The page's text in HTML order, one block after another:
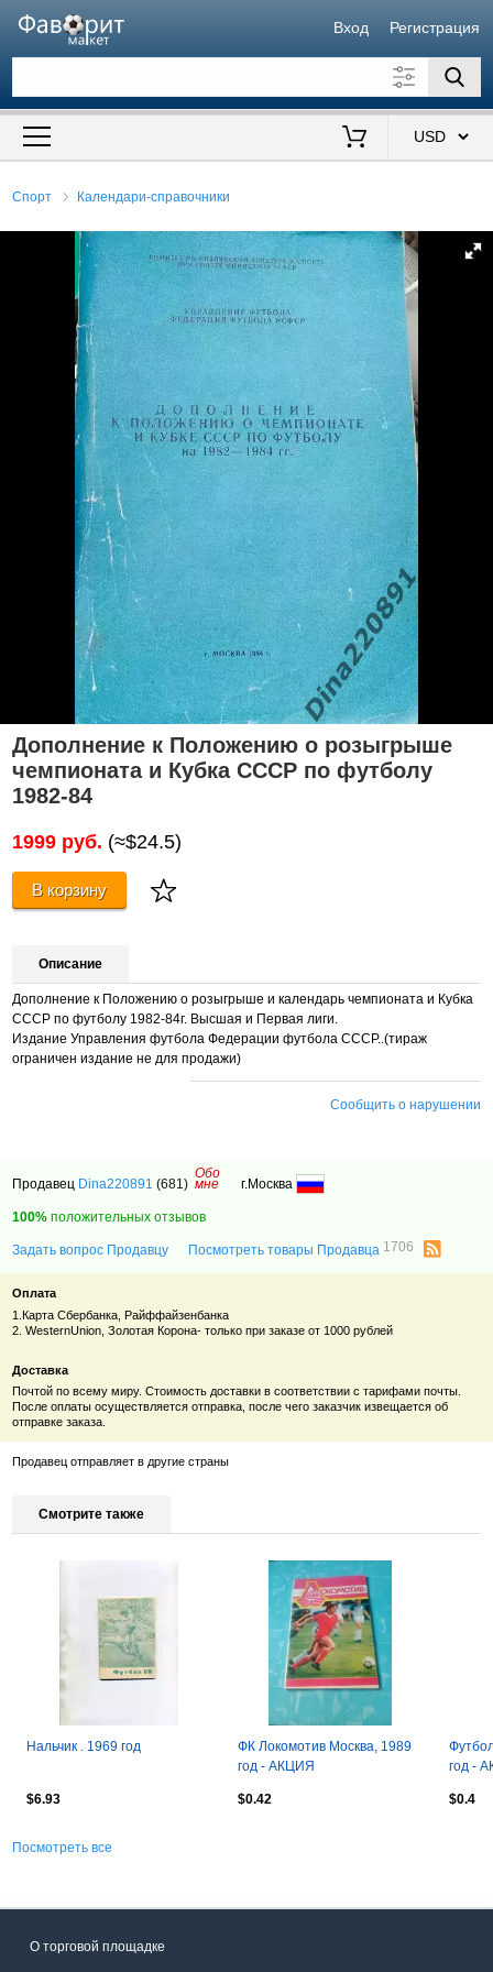
Вход Регистрация
Искать также в описании
Спорт Календари-справочники
Дополнение к Положению о розыгрыше
чемпионата и Кубка СССР по футболу
1982-84
1999 руб. (≈$24.5)
В корзину
Описание
Дополнение к Положению о розыгрыше и календарь чемпионата и Кубка
СССР по футболу 1982-84г. Высшая и Первая лиги.
Издание Управления футбола Федерации футбола СССР..(тираж
ограничен издание не для продажи)
Сообщить о нарушении
Продавец Dina220891 (681)
Обо
мне г.Москва
100% положительных отзывов
Задать вопрос Продавцу Посмотреть товары Продавца 1706
Оплата
1.Карта Сбербанка, Райффайзенбанка
2. WesternUnion, Золотая Корона- только при заказе от 1000 рублей
Доставка
Почтой по всему миру. Стоимость доставки в соответствии с тарифами почты.
После оплаты осуществляется отправка, после чего заказчик извещается об
отправке заказа.
Продавец отправляет в другие страны
Смотрите также
Нальчик . 1969 год
$6.93
ФК Локомотив Москва, 1989
год - АКЦИЯ
$0.42
год -
$0.4
Посмотреть все
О торговой площадке